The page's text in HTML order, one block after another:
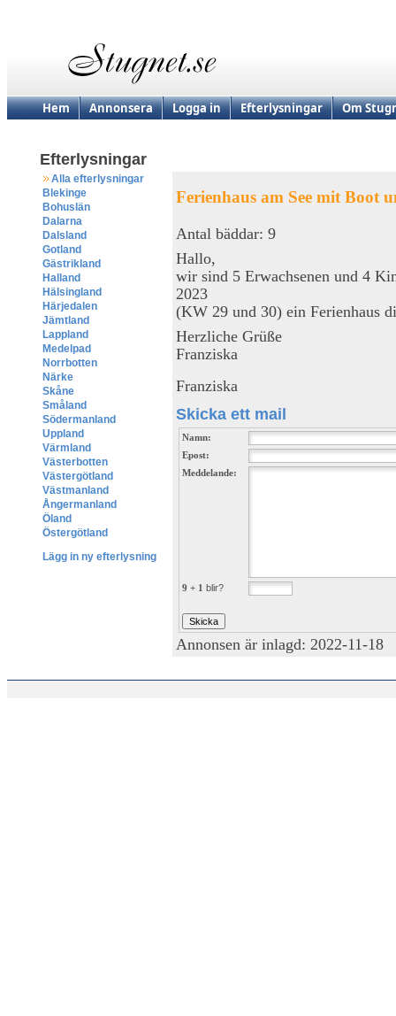
Hem Annonsera Logga in Efterlysningar Om
Efterlysningar
Alla efterlysningar
Blekinge
Bohuslän
Dalarna
Dalsland
Gotland
Gästrikland
Halland
Hälsingland
Härjedalen
Jämtland
Lappland
Medelpad
Norrbotten
Närke
Skåne
Småland
Södermanland
Uppland
Värmland
Västerbotten
Västergötland
Västmanland
Ångermanland
Öland
Östergötland
Lägg in ny efterlysning
Ferienhaus am See mit Boot
Antal bäddar: 9
Hallo,
wir sind 5 Erwachsenen und 4
2023
(KW 29 und 30) ein Ferienhaus
Herzliche Grüße
Franziska
Franziska
Skicka ett mail
Namn:
Epost:
Meddelande:
9 + 1 blir?
Annonsen är inlagd: 2022-11-18